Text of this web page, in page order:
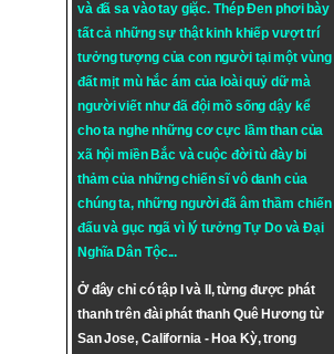
và đã sa vào tay giặc. Thép Đen phơi bày
tất cả những sự thật kinh khiếp vượt trí
tưởng tượng của con người tại một vùng
đất mịt mù hắc ám của loài quỷ dữ mà
người viết như đã đội mồ sống dậy kể
cho ta nghe những cơ cực lầm than của
xã hội miền Bắc và cuộc đời tù đày bi
thảm của những chiến sĩ vô danh của
chúng ta, những người đã âm thầm chiến
đấu và gục ngã vì lý tưởngTự DovàĐại
Nghĩa Dân Tộc...
Ở đây chỉ có tập I và II, từng được phát
thanh trên đài phát thanh Quê Hương từ
San Jose, California - Hoa Kỳ, trong